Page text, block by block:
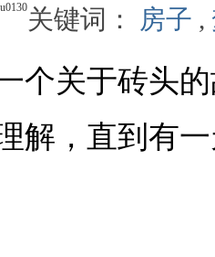
关键词： 房子 ,
个关于砖头
解，直到有